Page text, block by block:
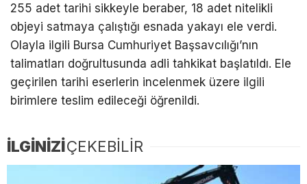
255 adet tarihi sikkeyle beraber, 18 adet nitelikli
objeyi satmaya çalıştığı esnada yakayı ele verdi.
Olayla ilgili Bursa Cumhuriyet Başsavcılığı’nın
talimatları doğrultusunda adli tahkikat başlatıldı. Ele
geçirilen tarihi eserlerin incelenmek üzere ilgili
birimlere teslim edileceği öğrenildi.
İLGİNİZİÇEKEBİLİR